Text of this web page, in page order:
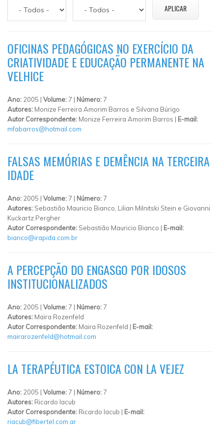
OFICINAS PEDAGÓGICAS NO EXERCÍCIO DA
CRIATIVIDADE E EDUCAÇÃO PERMANENTE NA
VELHICE
Ano: 2005 | Volume: 7 | Número: 7
Autores: Monize Ferreira Amorim Barros e Silvana Búrigo
Autor Correspondente: Monize Ferreira Amorim Barros | E-mail:
mfabarros@hotmail.com
FALSAS MEMÓRIAS E DEMÊNCIA NA TERCEIRA
IDADE
Ano: 2005 | Volume: 7 | Número: 7
Autores: Sebastião Mauricio Bianco, Lilian Milnitski Stein e Giovanni
Kuckartz Pergher
Autor Correspondente: Sebastião Mauricio Bianco | E-mail:
bianco@irapida.com.br
A PERCEPÇÃO DO ENGASGO POR IDOSOS
INSTITUCIONALIZADOS
Ano: 2005 | Volume: 7 | Número: 7
Autores: Maira Rozenfeld
Autor Correspondente: Maira Rozenfeld | E-mail:
mairarozenfeld@hotmail.com
LA TERAPÉUTICA ESTOICA CON LA VEJEZ
Ano: 2005 | Volume: 7 | Número: 7
Autores: Ricardo Iacub
Autor Correspondente: Ricardo Iacub | E-mail:
riacub@fibertel.com.ar